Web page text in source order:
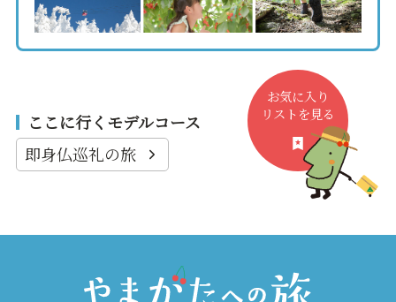
ここに行くモデルコース
即身仏巡礼の旅
お気に入り
リストを見る